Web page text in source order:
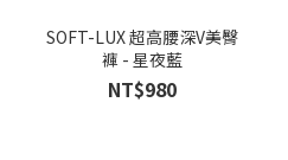
SOFT-LUX 超高腰深V美臀
褲 - 星夜藍
NT$980